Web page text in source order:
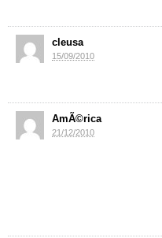
cleusa
15/09/2010
AmÃ©rica
21/12/2010